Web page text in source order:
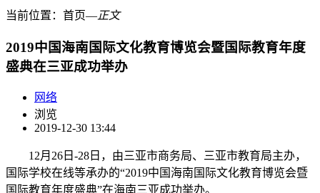
当前位置： 首页―正文
2019中国海南国际文化教育博览会暨国际教育年度
盛典在三亚成功举办
网络
浏览
2019-12-30 13:44
12月26日-28日，由三亚市商务局、三亚市教育局主办，
国际学校在线等承办的“2019中国海南国际文化教育博览会暨
国际教育年度盛典”在海南三亚成功举办。